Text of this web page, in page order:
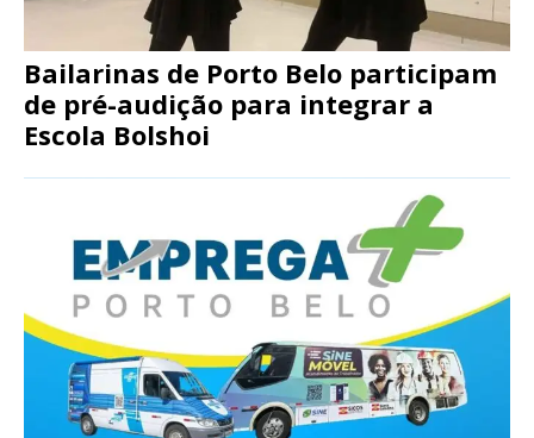
Bailarinas de Porto Belo participam
de pré-audição para integrar a
Escola Bolshoi